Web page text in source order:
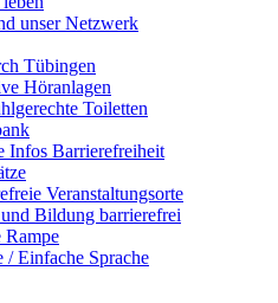
unser Netzwerk
Tübingen
Höranlagen
Toiletten
Infos Barrierefreiheit
Veranstaltungsorte
Bildung barrierefrei
/ Einfache Sprache